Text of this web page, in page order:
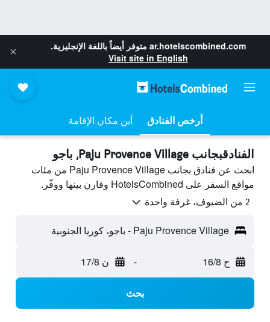
ar.hotelscombined.com متوفر أيضاً باللغة الإنجليزية.
Visit site in English
أرخص الفنادق أين مكان الإقامة
الفنادقبجانب Paju Provence Village, باجو
ابحث عن فنادق بجانب Paju Provence Village من مئات
مواقع السفر على HotelsCombined وقارن بينها ووفّر.
2 من الضيوف، غرفة واحدة
Paju Provence Village - باجو، كوريا الجنوبية
ح 16/8 - ن 17/8
بحث